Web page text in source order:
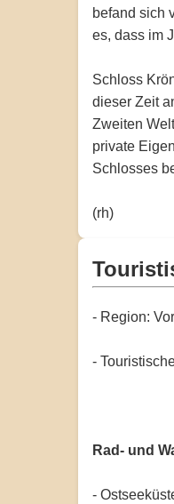
befand sich
es, dass im
Schloss
dieser Zeit
Zweiten
private
Schlosses
(rh)
- Region:
-
Rad- und
-